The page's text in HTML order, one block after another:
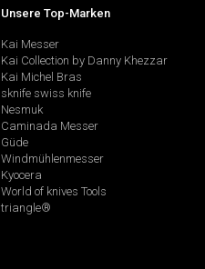
Unsere Top-Marken
Kai Messer
Kai Collection by Danny Khezzar
Kai Michel Bras
sknife swiss knife
Nesmuk
Caminada Messer
Güde
Windmühlenmesser
Kyocera
World of knives Tools
triangle®